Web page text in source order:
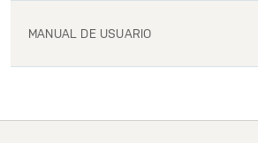
MANUAL DE USUARIO